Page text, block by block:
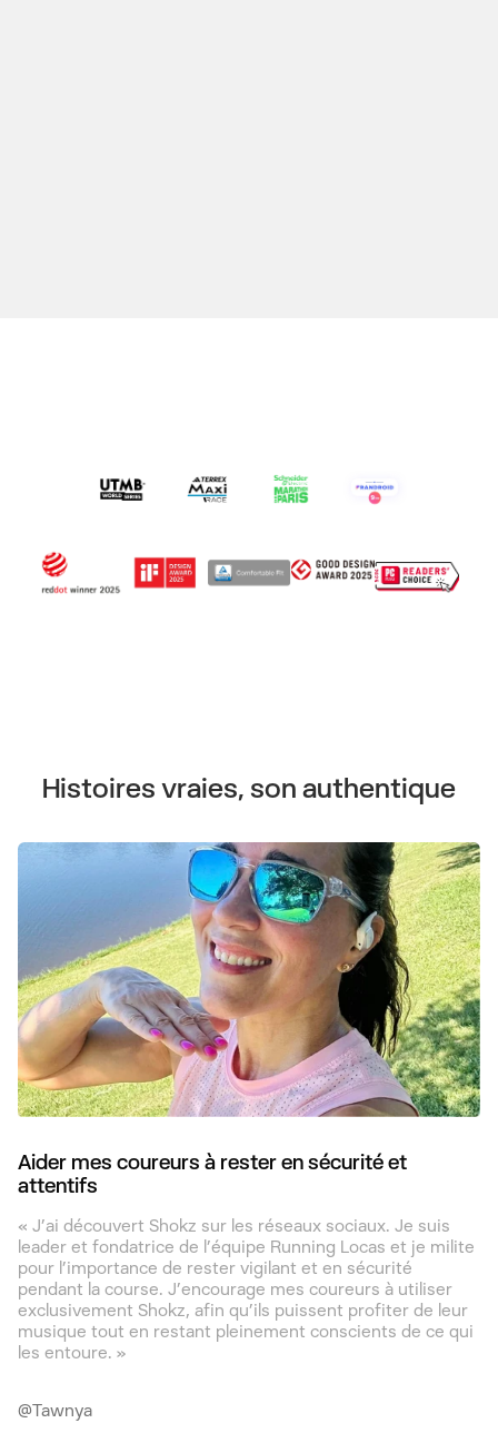
Histoires vraies, son authentique
Aider mes coureurs à rester en sécurité et
attentifs
« J’ai découvert Shokz sur les réseaux sociaux. Je suis
leader et fondatrice de l’équipe Running Locas et je milite
pour l’importance de rester vigilant et en sécurité
pendant la course. J’encourage mes coureurs à utiliser
exclusivement Shokz, afin qu’ils puissent profiter de leur
musique tout en restant pleinement conscients de ce qui
les entoure. »
@Tawnya